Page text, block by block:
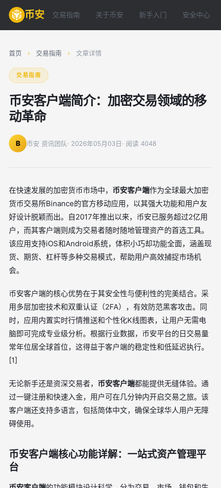
币安 交易指南 关于币安 新手入门 安全中心
首页 › 交易指南 › 文章详情
交易指南
币安客户端简介：加密交易领域的移
动革命
B 币安 资讯团队· 2026年05月03日· 阅读 4048
在快速发展的加密货币市场中， 币安客户端作为全球最大加密
货币交易所Binance的官方移动应用，以其强大功能和用户友
好设计脱颖而出。自2017年推出以来，币安已服务超过2亿用
户，而其客户端则成为交易者随时随地管理资产的首选工具。
该应用支持iOS和Android系统，体积小巧却功能全面，涵盖现
货、期货、杠杆等多种交易模式，帮助用户高效捕捉市场机
会。
币安客户端的核心优势在于其安全性与便利性的完美结合。采
用多层加密技术和双重认证（2FA），有效防范黑客攻击。同
时，应用内置实时行情推送和个性化K线图表，让用户无需电
脑即可完成专业级分析。根据行业数据，币安平台的日交易量
常年位居全球首位，这得益于客户端的稳定性和低延迟执行。
[1]
无论新手还是资深交易者， 币安客户端都能提供无缝体验。通
过一键注册和快速入金，用户可在几分钟内开启交易之旅。该
客户端还支持多语言，包括简体中文，确保全球华人用户无障
碍使用。
币安客户端核心功能详解：一站式资产管理平
台